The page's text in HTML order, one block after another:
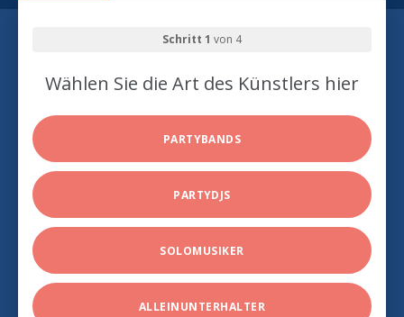
Schritt 1 von 4
Wählen Sie die Art des Künstlers hier
PARTYBANDS
PARTYDJS
SOLOMUSIKER
ALLEINUNTERHALTER